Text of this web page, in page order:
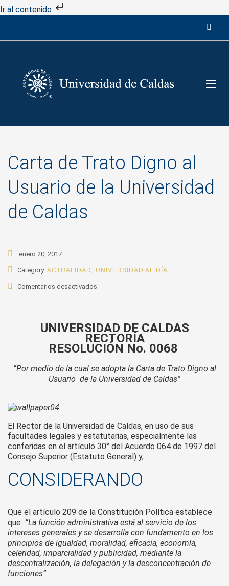
Ir al contenido
Carta de Trato Digno al
Usuario de la Universidad
de Caldas
enero 20, 2017
Category: ACTUALIDAD , UNIVERSIDAD AL DÍA
Comentarios desactivados
Digno
al
Usuario
la
Universidad
UNIVERSIDAD DE CALDAS
RECTORÍA
RESOLUCIÓN No. 0068
“Por medio de la cual se adopta la Carta de Trato Digno al
Usuario de la Universidad de Caldas”
El Rector de la Universidad de Caldas, en uso de sus
facultades legales y estatutarias, especialmente las
conferidas en el artículo 30° del Acuerdo 064 de 1997 del
Consejo Superior (Estatuto General) y,
CONSIDERANDO
Que el artículo 209 de la Constitución Política establece
que “La función administrativa está al servicio de los
intereses generales y se desarrolla con fundamento en los
principios de igualdad, moralidad, eficacia, economía,
celeridad, imparcialidad y publicidad, mediante la
descentralización, la delegación y la desconcentración de
funciones”.